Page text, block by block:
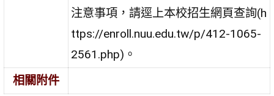
注意事項，請逕上本校招生網頁查詢(h
ttps://enroll.nuu.edu.tw/p/412-1065-
2561.php)。
相關附件